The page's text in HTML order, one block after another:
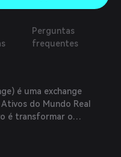
Perguntas
frequentes
é uma exchange
do Mundo Real
é transformar o
um ecossistema
avançada Dedicated